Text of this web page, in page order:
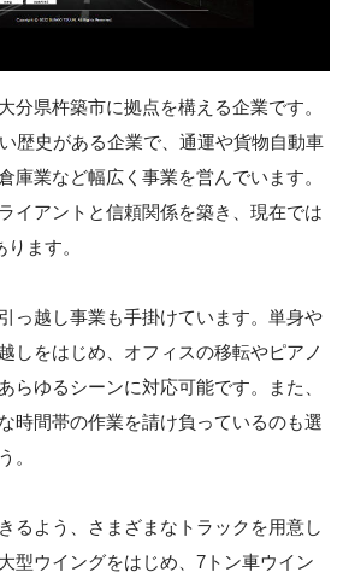
分県杵築市に拠点を構える企業です。
歴史がある企業で、通運や貨物自動車
庫業など幅広く事業を営んでいます。
イアントと信頼関係を築き、現在では
ます。
っ越し事業も手掛けています。単身や
しをはじめ、オフィスの移転やピアノ
らゆるシーンに対応可能です。また、
時間帯の作業を請け負っているのも選
。
るよう、さまざまなトラックを用意し
型ウイングをはじめ、7トン車ウイン